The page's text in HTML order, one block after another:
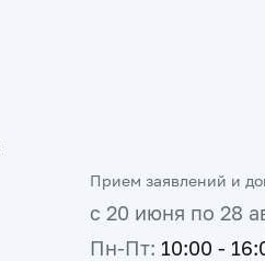
Прием заявлений и
с 20 июня по 28
Пн-Пт: 10:00 -